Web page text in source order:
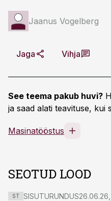
Jaanus Vogelberg
Jaga Vihja
See teema pakub huvi?
ja saad alati teavituse, kui
Masinatööstus
SEOTUD LOOD
ST SISUTURUNDUS26.06.26,